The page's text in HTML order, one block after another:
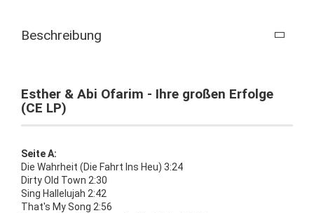
Beschreibung
Esther & Abi Ofarim - Ihre großen Erfolge
(CE LP)
Seite A:
Die Wahrheit (Die Fahrt Ins Heu) 3:24
Dirty Old Town 2:30
Sing Hallelujah 2:42
That's My Song 2:56